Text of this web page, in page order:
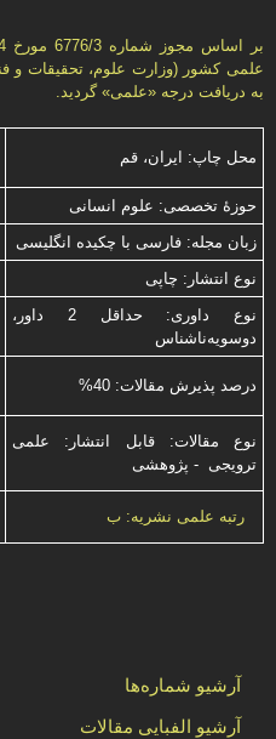
به دریافت درجه «علمى» گردید.
محل چاپ: ایران، قم
حوزۀ تخصصی: علوم انسانی
زبان مجله: فارسی با چكیده انگلیسی
نوع انتشار: چاپی
نوع داوری: حداقل 2 داور،
دوسویه‌ناشناس
درصد پذیرش مقالات: 40%
نوع مقالات: قابل انتشار: علمی
ترویجی - پژوهشی
رتبه علمی نشریه: ب
آرشیو شماره‌ها
آرشیو الفبایی مقالات